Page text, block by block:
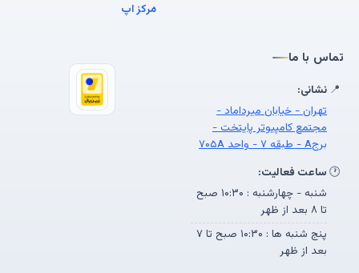
مرکز اپ
تماس با ما
📍 نشانی:
تهران - خیابان میرداماد -
مجتمع کامپیوتر پایتخت -
برجA - طبقه ۷ - واحد ۷۰۵A
🕐 ساعت فعالیت:
شنبه - چهارشنبه : ۱۰:۳۰ صبح
تا ۸ بعد از ظهر
پنج شنبه ها : ۱۰:۳۰ صبح تا ۷
بعد از ظهر